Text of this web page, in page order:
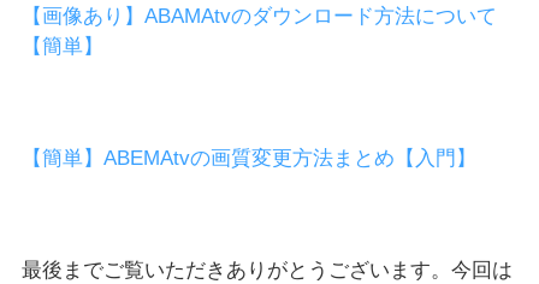
【画像あり】ABAMAtvのダウンロード方法について
【簡単】
【簡単】ABEMAtvの画質変更方法まとめ【入門】
最後までご覧いただきありがとうございます。今回は